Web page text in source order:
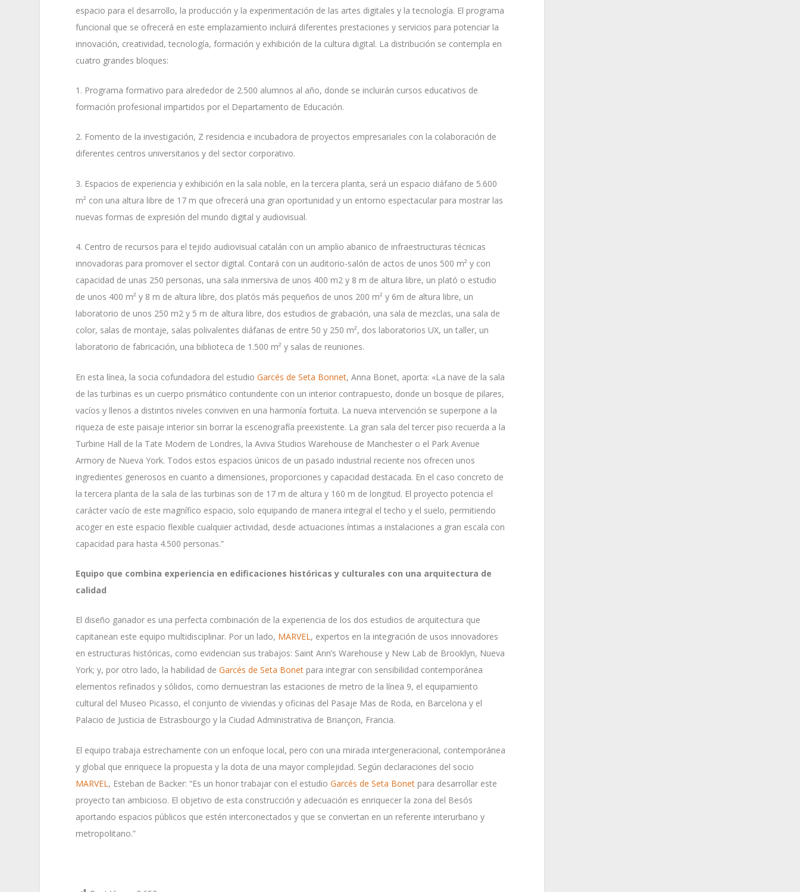
espacio para el desarrollo, la producción y la experimentación de las artes digitales y la tecnología. El programa
funcional que se ofrecerá en este emplazamiento incluirá diferentes prestaciones y servicios para potenciar la
innovación, creatividad, tecnología, formación y exhibición de la cultura digital. La distribución se contempla en
cuatro grandes bloques:
1. Programa formativo para alrededor de 2.500 alumnos al año, donde se incluirán cursos educativos de
formación profesional impartidos por el Departamento de Educación.
2. Fomento de la investigación, Z residencia e incubadora de proyectos empresariales con la colaboración de
diferentes centros universitarios y del sector corporativo.
3. Espacios de experiencia y exhibición en la sala noble, en la tercera planta, será un espacio diáfano de 5.600
m² con una altura libre de 17 m que ofrecerá una gran oportunidad y un entorno espectacular para mostrar las
nuevas formas de expresión del mundo digital y audiovisual.
4. Centro de recursos para el tejido audiovisual catalán con un amplio abanico de infraestructuras técnicas
innovadoras para promover el sector digital. Contará con un auditorio-salón de actos de unos 500 m² y con
capacidad de unas 250 personas, una sala inmersiva de unos 400 m2 y 8 m de altura libre, un plató o estudio
de unos 400 m² y 8 m de altura libre, dos platós más pequeños de unos 200 m² y 6m de altura libre, un
laboratorio de unos 250 m2 y 5 m de altura libre, dos estudios de grabación, una sala de mezclas, una sala de
color, salas de montaje, salas polivalentes diáfanas de entre 50 y 250 m², dos laboratorios UX, un taller, un
laboratorio de fabricación, una biblioteca de 1.500 m² y salas de reuniones.
En esta línea, la socia cofundadora del estudioGarcés de Seta Bonnet, Anna Bonet, aporta: «La nave de la sala
de las turbinas es un cuerpo prismático contundente con un interior contrapuesto, donde un bosque de pilares,
vacíos y llenos a distintos niveles conviven en una harmonía fortuita. La nueva intervención se superpone a la
riqueza de este paisaje interior sin borrar la escenografía preexistente. La gran sala del tercer piso recuerda a la
Turbine Hall de la Tate Modern de Londres, la Aviva Studios Warehouse de Manchester o el Park Avenue
Armory de Nueva York. Todos estos espacios únicos de un pasado industrial reciente nos ofrecen unos
ingredientes generosos en cuanto a dimensiones, proporciones y capacidad destacada. En el caso concreto de
la tercera planta de la sala de las turbinas son de 17 m de altura y 160 m de longitud. El proyecto potencia el
carácter vacío de este magnífico espacio, solo equipando de manera integral el techo y el suelo, permitiendo
acoger en este espacio flexible cualquier actividad, desde actuaciones íntimas a instalaciones a gran escala con
capacidad para hasta 4.500 personas.”
Equipo que combina experiencia en edificaciones históricas y culturales con una arquitectura de
calidad
El diseño ganador es una perfecta combinación de la experiencia de los dos estudios de arquitectura que
capitanean este equipo multidisciplinar. Por un lado, MARVEL, expertos en la integración de usos innovadores
en estructuras históricas, como evidencian sus trabajos: Saint Ann’s Warehouse y New Lab de Brooklyn, Nueva
York; y, por otro lado, la habilidad deGarcés de Seta Bonet para integrar con sensibilidad contemporánea
elementos refinados y sólidos, como demuestran las estaciones de metro de la línea 9, el equipamiento
cultural del Museo Picasso, el conjunto de viviendas y oficinas del Pasaje Mas de Roda, en Barcelona y el
Palacio de Justicia de Estrasbourgo y la Ciudad Administrativa de Briançon, Francia.
El equipo trabaja estrechamente con un enfoque local, pero con una mirada intergeneracional, contemporánea
y global que enriquece la propuesta y la dota de una mayor complejidad. Según declaraciones del socio
MARVEL , Esteban de Backer: “Es un honor trabajar con el estudioGarcés de Seta Bonet para desarrollar este
proyecto tan ambicioso. El objetivo de esta construcción y adecuación es enriquecer la zona del Besós
aportando espacios públicos que estén interconectados y que se conviertan en un referente interurbano y
metropolitano.”